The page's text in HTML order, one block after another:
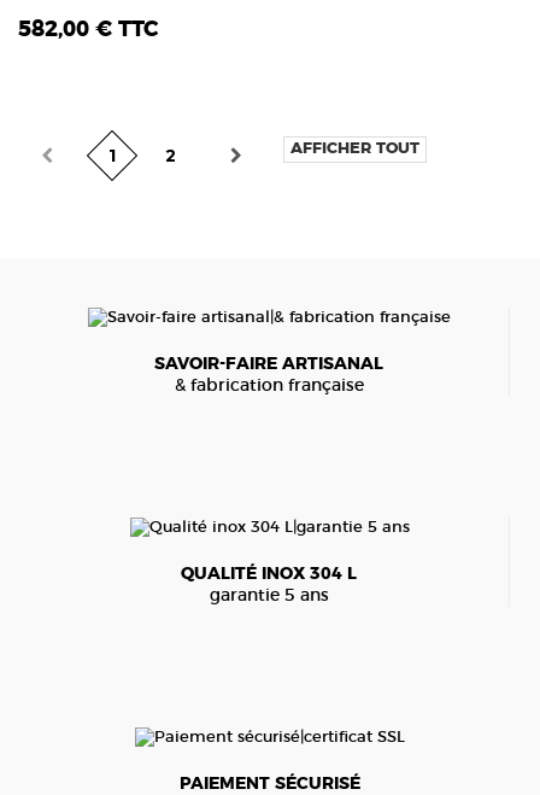
582,00 € TTC
AFFICHER TOUT
1 2
SAVOIR-FAIRE ARTISANAL
& fabrication française
QUALITÉ INOX 304 L
garantie 5 ans
PAIEMENT SÉCURISÉ